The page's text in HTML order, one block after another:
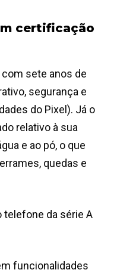
certificação
sete anos de
segurança e
do Pixel). Já o
relativo à sua
e ao pó, o que
quedas e
telefone da série A
funcionalidades